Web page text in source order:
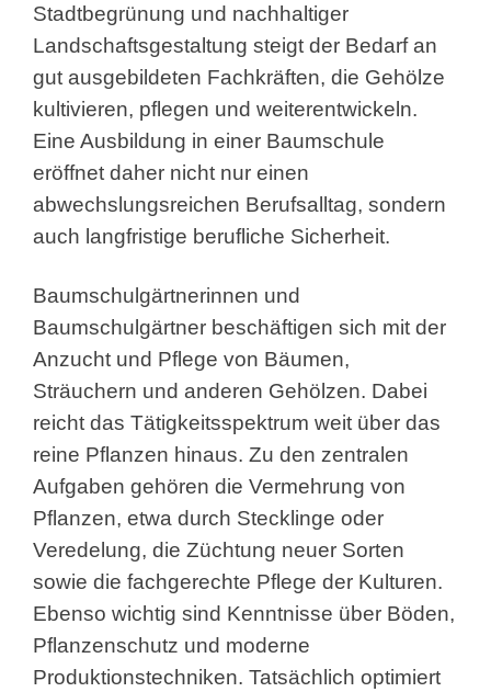
Stadtbegrünung und nachhaltiger
Landschaftsgestaltung steigt der Bedarf an
gut ausgebildeten Fachkräften, die Gehölze
kultivieren, pflegen und weiterentwickeln.
Eine Ausbildung in einer Baumschule
eröffnet daher nicht nur einen
abwechslungsreichen Berufsalltag, sondern
auch langfristige berufliche Sicherheit.
Baumschulgärtnerinnen und
Baumschulgärtner beschäftigen sich mit der
Anzucht und Pflege von Bäumen,
Sträuchern und anderen Gehölzen. Dabei
reicht das Tätigkeitsspektrum weit über das
reine Pflanzen hinaus. Zu den zentralen
Aufgaben gehören die Vermehrung von
Pflanzen, etwa durch Stecklinge oder
Veredelung, die Züchtung neuer Sorten
sowie die fachgerechte Pflege der Kulturen.
Ebenso wichtig sind Kenntnisse über Böden,
Pflanzenschutz und moderne
Produktionstechniken. Tatsächlich optimiert